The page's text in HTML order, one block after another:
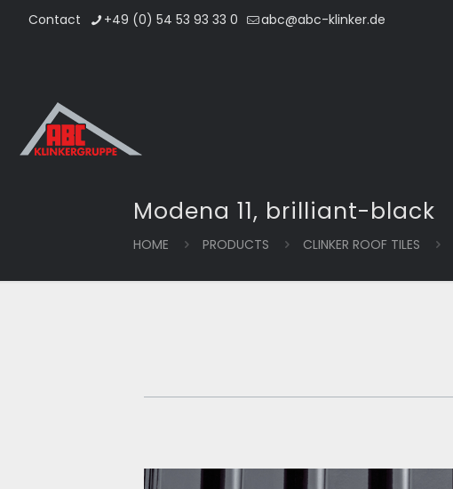
Contact +49 (0) 54 53 93 33 0 abc@abc-klinker.de
Modena 11, brilliant-black
HOME PRODUCTS CLINKER ROOF TILES